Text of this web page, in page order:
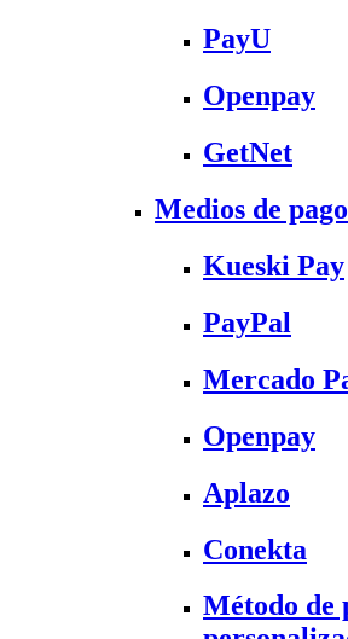
PayU
Openpay
GetNet
Medios de
Kueski Pay
PayPal
Mercado
Openpay
Aplazo
Conekta
Método de